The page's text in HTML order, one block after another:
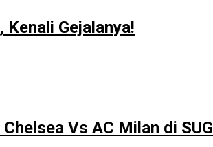
Gejalanya!
Vs AC Milan di